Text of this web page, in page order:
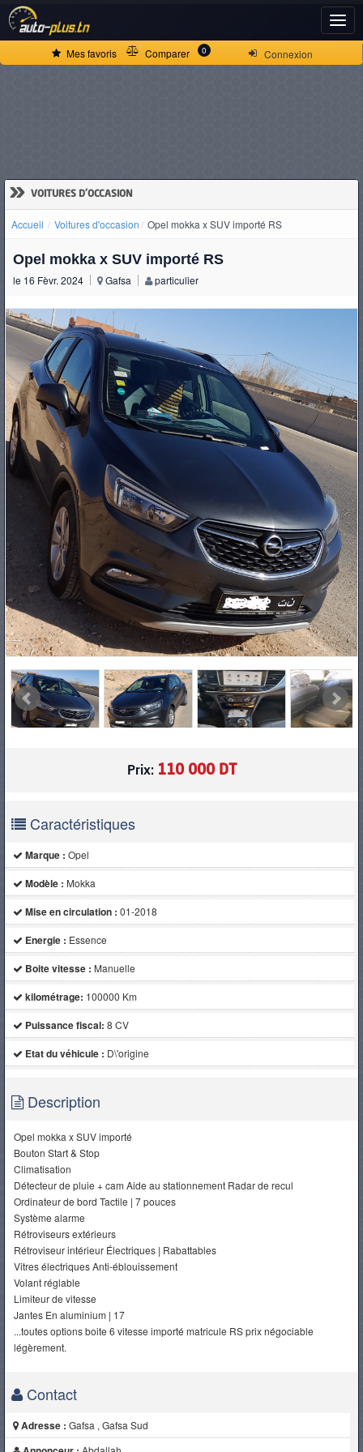
Connexion
Mes favoris Comparer 0
» VOITURES D'OCCASION
Accueil Voitures d'occasion Opel mokka x SUV importé RS
Opel mokka x SUV importé RS
le 16 Fèvr. 2024 Gafsa particulier
Prix: 110 000 DT
Caractéristiques
Marque : Opel
Modèle : Mokka
Mise en circulation : 01-2018
Energie : Essence
Boite vitesse : Manuelle
kilométrage: 100000 Km
Puissance fiscal: 8 CV
Etat du véhicule : D\'origine
Description
Opel mokka x SUV importé
Bouton Start & Stop
Climatisation
Détecteur de pluie + cam Aide au stationnement Radar de recul
Ordinateur de bord Tactile | 7 pouces
Système alarme
Rétroviseurs extérieurs
Rétroviseur intérieur Électriques | Rabattables
Vitres électriques Anti-éblouissement
Volant réglable
Limiteur de vitesse
Jantes En aluminium | 17
...toutes options boite 6 vitesse importé matricule RS prix négociable
légèrement.
Contact
Adresse : Gafsa , Gafsa Sud
ACCUEIL
D'OCCASION
CAMIONS
PNEUS